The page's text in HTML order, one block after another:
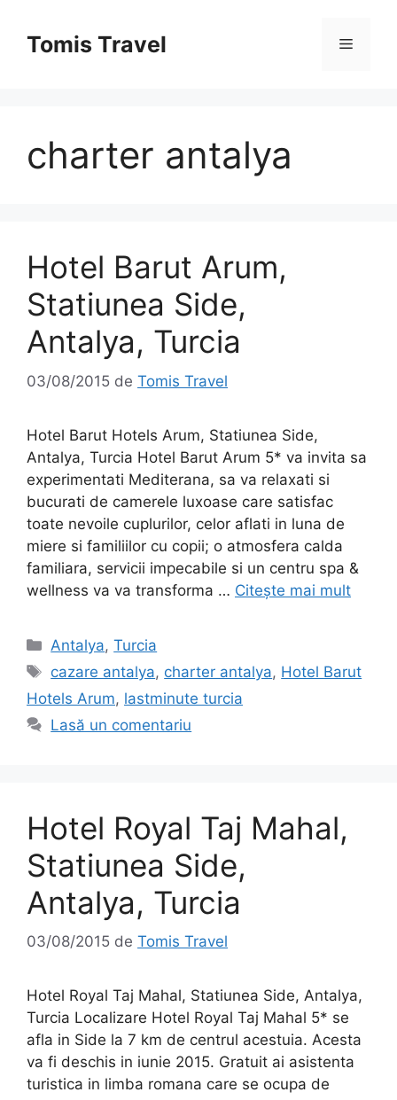
conținutTomis Travel Meniu
charter antalya
Hotel Barut Arum,
Statiunea Side,
Antalya, Turcia
03/08/2015 de Tomis Travel
Hotel Barut Hotels Arum, Statiunea Side,
Antalya, Turcia Hotel Barut Arum 5* va invita sa
experimentati Mediterana, sa va relaxati si
bucurati de camerele luxoase care satisfac
toate nevoile cuplurilor, celor aflati in luna de
miere si familiilor cu copii; o atmosfera calda
familiara, servicii impecabile si un centru spa &
wellness va va transforma … Citește mai mult
Categorii
Antalya,Turcia
Etichete
cazare antalya, charter antalya, Hotel Barut
Hotels Arum, lastminute turcia
Lasă un comentariu
Hotel Royal Taj Mahal,
Statiunea Side,
Antalya, Turcia
03/08/2015 de Tomis Travel
Hotel Royal Taj Mahal, Statiunea Side, Antalya,
Turcia Localizare Hotel Royal Taj Mahal 5* se
afla in Side la 7 km de centrul acestuia. Acesta
va fi deschis in iunie 2015. Gratuit ai asistenta
turistica in limba romana care se ocupa de